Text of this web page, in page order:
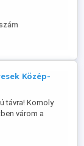
Közép-
távra! Komoly
várom a